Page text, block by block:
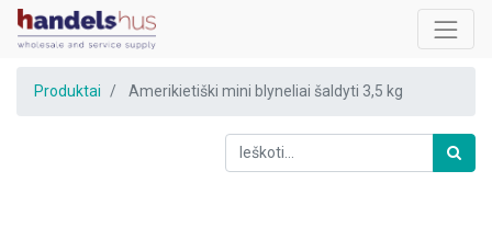
Produktai Amerikietiški mini blyneliai šaldyti 3,5 kg